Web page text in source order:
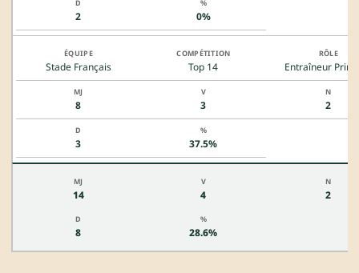
2 0%
Stade Français Top 14 Entraîneur
8 3 2
3 37.5%
14 4 2
8 28.6%